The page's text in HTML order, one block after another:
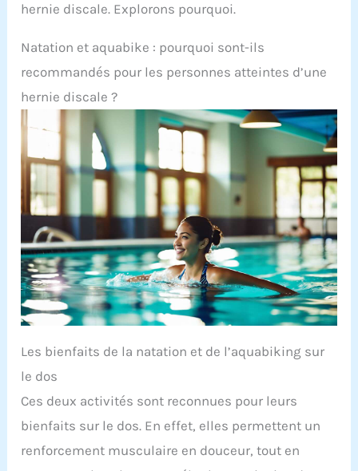
hernie discale. Explorons pourquoi.
Natation et aquabike : pourquoi sont-ils
recommandés pour les personnes atteintes d’une
hernie discale ?
Les bienfaits de la natation et de l’aquabiking sur
le dos
Ces deux activités sont reconnues pour leurs
bienfaits sur le dos. En effet, elles permettent un
renforcement musculaire en douceur, tout en